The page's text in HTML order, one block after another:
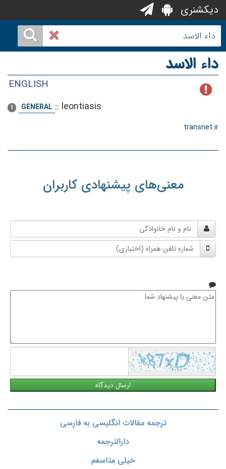
دیکشنری
داء الاسد
ENGLISH
1 GENERAL :: leontiasis
transnet.ir
معنی‌های پیشنهادی کاربران
و
نام
خانوادگی
شماره
تلفن
متن
ترجمه مقالات انگلیسی به فارسی
دارالترجمه
خیلی متاسفم